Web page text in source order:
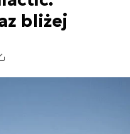
bliżej